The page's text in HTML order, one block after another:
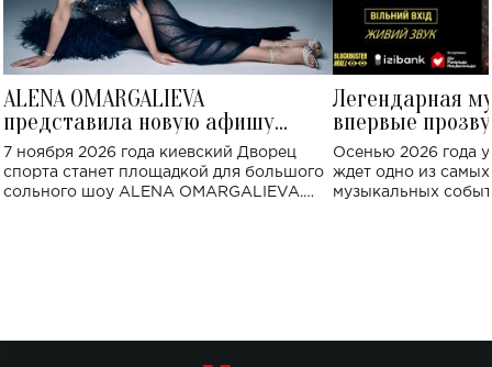
ALENA OMARGALIEVA
представила новую афишу
большого концерта во Дворце
спорта
7 ноября 2026 года киевский Дворец
спорта станет площадкой для большого
сольного шоу ALENA OMARGALIEVA.
Легендарная
впервые
Украине: где
Осенью 2026 года
ждет одно из
музыкальных